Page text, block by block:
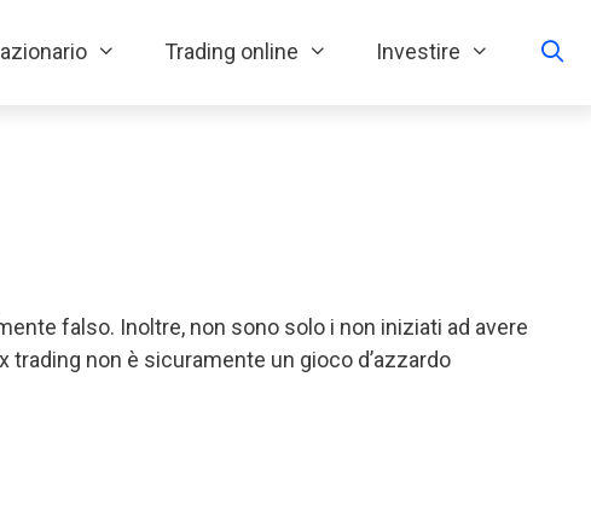
Trading online Investire
falso. Inoltre, non sono solo i non iniziati ad avere
non è sicuramente un gioco d’azzardo